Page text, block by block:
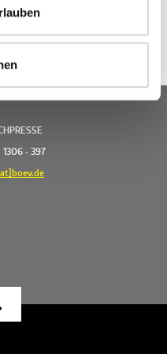
1306 - 397